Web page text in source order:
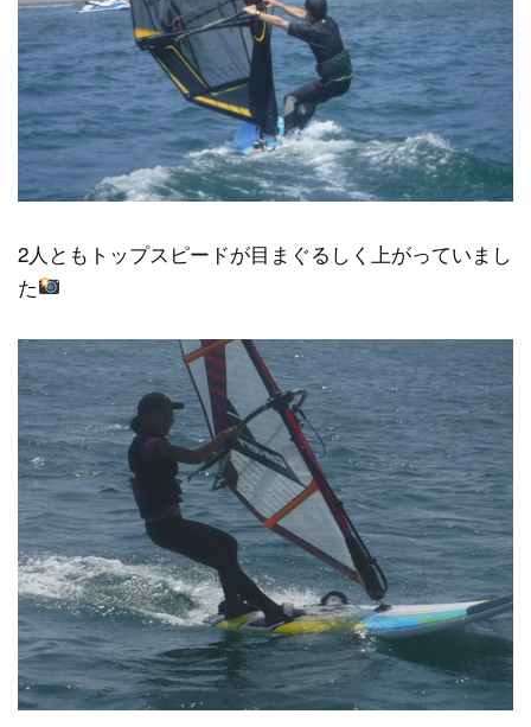
2人ともトップスピードが目まぐるしく上がっていまし
た